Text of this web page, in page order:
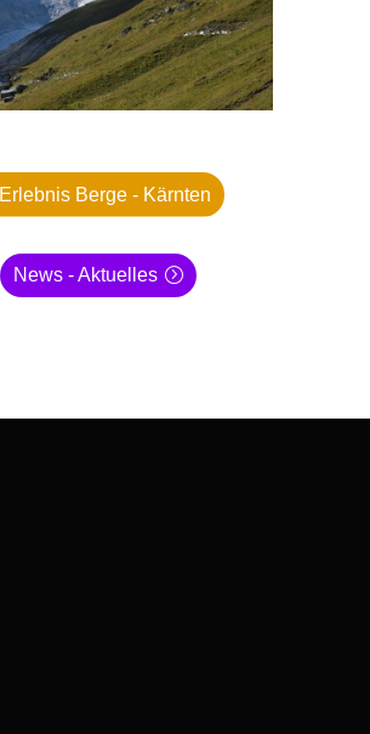
Erlebnis Berge - Kärnten
News - Aktuelles